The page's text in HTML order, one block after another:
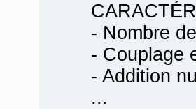
- Nombre
- Couplage
- Addition
...